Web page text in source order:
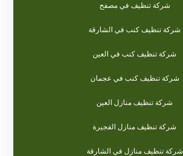
شركة تنظيف في مصفح
شركة تنظيف كنب في الشارقة
شركة تنظيف كنب في العين
شركة تنظيف كنب في عجمان
شركة تنظيف منازل العين
شركة تنظيف منازل الفجيرة
شركة تنظيف منازل في الشارقة